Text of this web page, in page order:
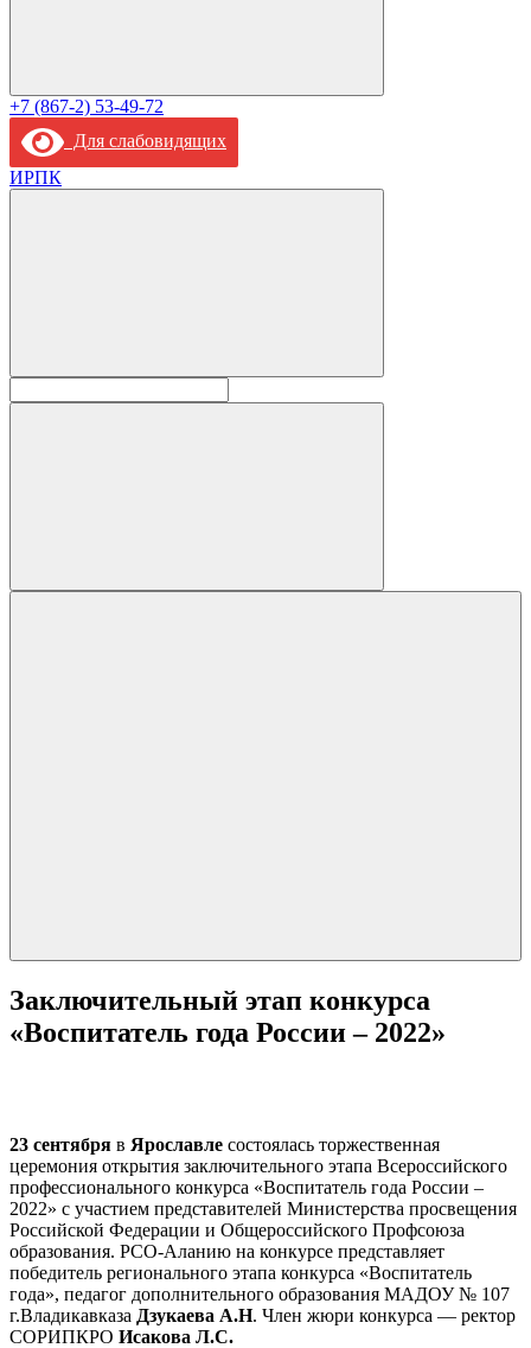
+7 (867-2) 53-49-72
Для слабовидящих
ИРПК
Заключительный этап конкурса
«Воспитатель года России – 2022»
23 сентября в Ярославле состоялась торжественная
церемония открытия заключительного этапа Всероссийского
профессионального конкурса «Воспитатель года России –
2022» с участием представителей Министерства просвещения
Российской Федерации и Общероссийского Профсоюза
образования. РСО-Аланию на конкурсе представляет
победитель регионального этапа конкурса «Воспитатель
года», педагог дополнительного образования МАДОУ № 107
г.Владикавказа Дзукаева А.Н. Член жюри конкурса — ректор
СОРИПКРО Исакова Л.С.